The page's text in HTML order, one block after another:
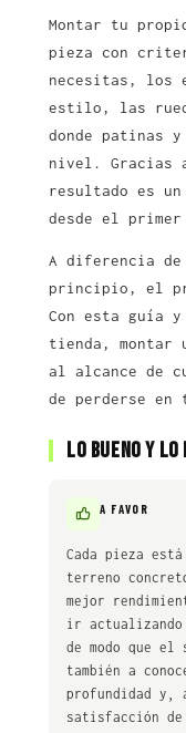
Montar tu
pieza con
necesitas, los
estilo, las
donde patinas
nivel. Gracias
resultado es
desde el primer
A diferencia de
principio, el
Con esta guía
tienda, montar
al alcance de
de perderse en
Lo bueno y
A FAVOR
Cada pieza
terreno
mejor
ir actualizando
de modo que el
también a
profundidad
satisfacción de